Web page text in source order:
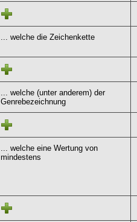
... welche die Zeichenkette
... welche (unter anderem) der
Genrebezeichnung
... welche eine Wertung von
mindestens